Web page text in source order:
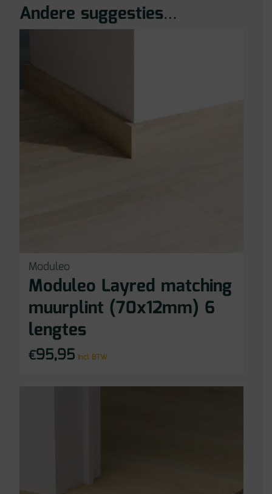
Andere suggesties…
Moduleo
Moduleo Layred matching
muurplint (70x12mm) 6
lengtes
€95,95 incl BTW